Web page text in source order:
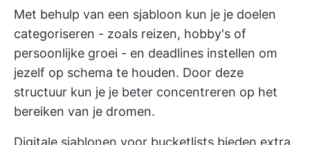
Met behulp van een sjabloon kun je je doelen
categoriseren - zoals reizen, hobby's of
persoonlijke groei - en deadlines instellen om
jezelf op schema te houden. Door deze
structuur kun je je beter concentreren op het
bereiken van je dromen.
Digitale sjablonen voor bucketlists bieden extra